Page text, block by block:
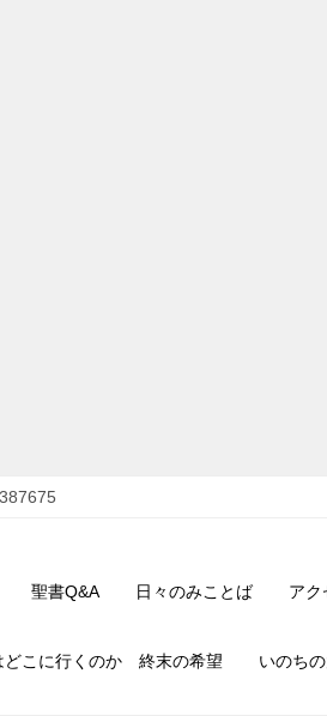
聖書Q&A 日々のみことば アク
どこに行くのか 終末の希望 いのち